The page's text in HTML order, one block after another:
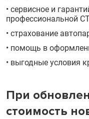
• сервисное и
профессиональной
• страхование
• помощь в
• выгодные условия
При
стоимость